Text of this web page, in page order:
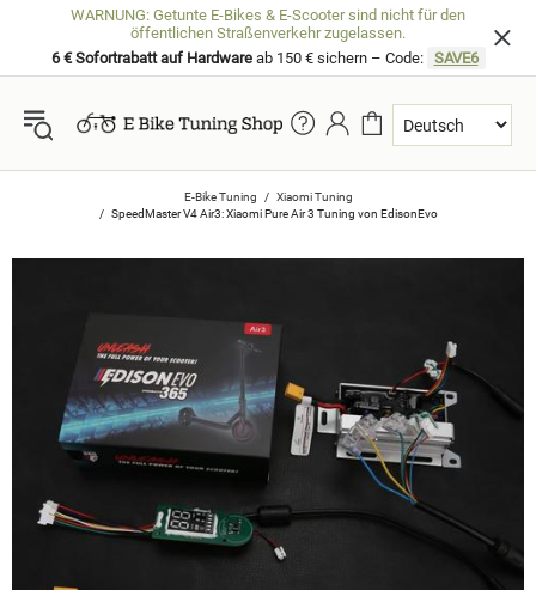
WARNUNG: Getunte E-Bikes & E-Scooter sind nicht für den
öffentlichen Straßenverkehr zugelassen.
6 € Sofortrabatt auf Hardwareab 150 € sichern – Code: SAVE6
E-Bike Tuning
Xiaomi Tuning
SpeedMaster V4 Air3: Xiaomi Pure Air 3 Tuning von EdisonEvo